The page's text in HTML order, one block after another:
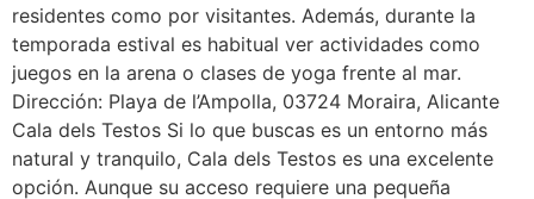
residentes como por visitantes. Además, durante la
temporada estival es habitual ver actividades como
juegos en la arena o clases de yoga frente al mar.
Dirección: Playa de l’Ampolla, 03724 Moraira, Alicante
Cala dels Testos Si lo que buscas es un entorno más
natural y tranquilo, Cala dels Testos es una excelente
opción. Aunque su acceso requiere una pequeña